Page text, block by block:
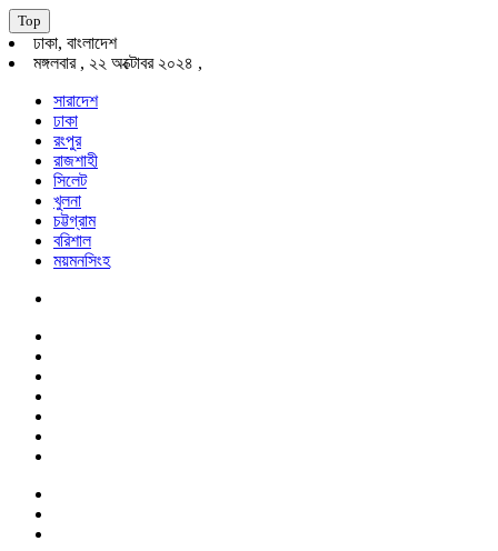
Top
ঢাকা, বাংলাদেশ
মঙ্গলবার , ২২ অক্টোবর ২০২৪ ,
সারাদেশ
ঢাকা
রংপুর
রাজশাহী
সিলেট
খুলনা
চট্টগ্রাম
বরিশাল
ময়মনসিংহ